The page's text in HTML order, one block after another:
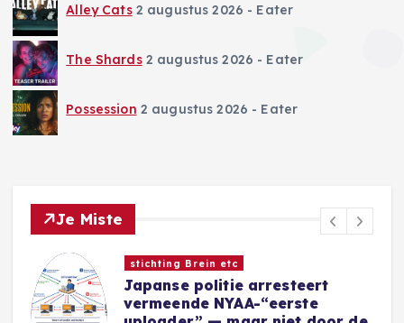
Alley Cats 2 augustus 2026 - Eater
The Shards 2 augustus 2026 - Eater
Possession 2 augustus 2026 - Eater
Je Miste
Nieuwe Games
Sins of a Solar Empire II:
Harbinger introduceert nieuwe